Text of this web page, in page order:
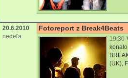
20.6.2010
nedeľa
Fotoreport z Break4Beats
19:30
(UK),